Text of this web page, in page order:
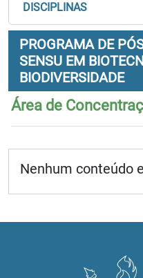
DISCIPLINAS
PROGRAMA DE
SENSU EM
BIODIVERSIDADE
Área de
Nenhum conteúdo